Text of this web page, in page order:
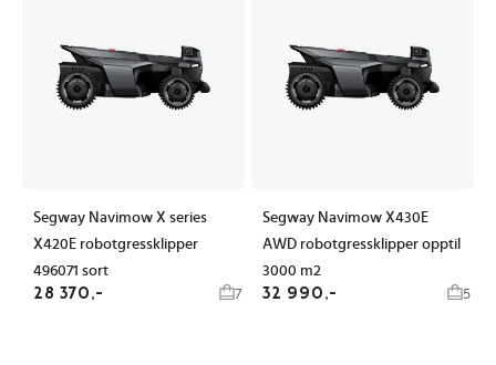
Segway Navimow X series
X420E robotgressklipper
496071 sort
28 370,- 7
Segway Navimow X430E
AWD robotgressklipper opptil
3000 m2
32 990,- 5